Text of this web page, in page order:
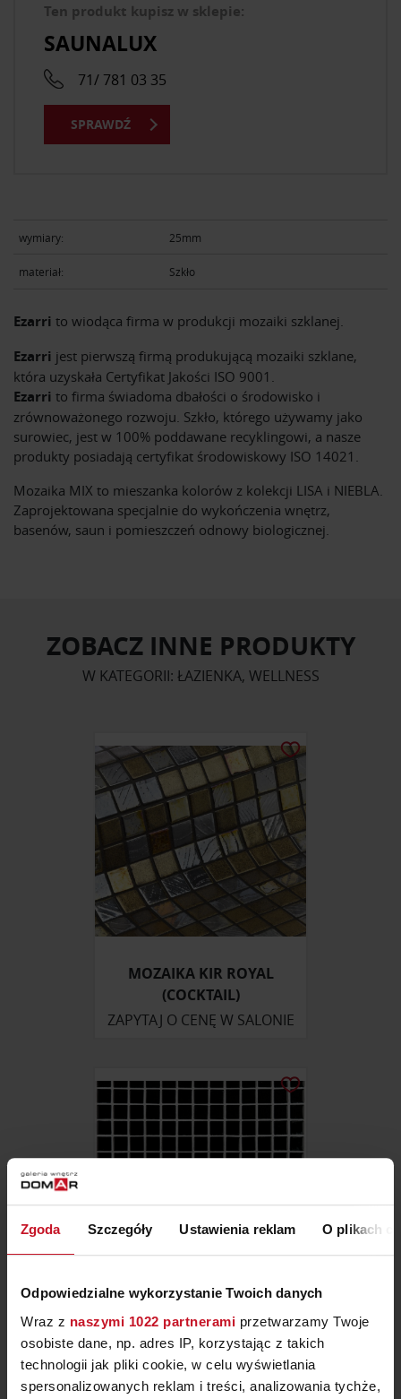
Zgoda Szczegóły Ustawienia reklam O plikach
Odpowiedzialne wykorzystanie Twoich danych
Wraz z naszymi 1022 partnerami przetwarzamy Twoje
osobiste dane, np. adres IP, korzystając z takich
technologii jak pliki cookie, w celu wyświetlania
spersonalizowanych reklam i treści, analizowania tychże,
wymiary: 25mm
materiał: Szkło
Ezarri to wiodąca firma w produkcji mozaiki szklanej.
Ezarri jest pierwszą firmą produkującą mozaiki szklane,
która uzyskała Certyfikat Jakości ISO 9001.
Ezarri to firma świadoma dbałości o środowisko i
zrównoważonego rozwoju. Szkło, którego używamy jako
surowiec, jest w 100% poddawane recyklingowi, a nasze
produkty posiadają certyfikat środowiskowy ISO 14021.
Mozaika MIX to mieszanka kolorów z kolekcji LISA i NIEBLA.
Zaprojektowana specjalnie do wykończenia wnętrz,
basenów, saun i pomieszczeń odnowy biologicznej.
Ten produkt kupisz w sklepie:
SAUNALUX
71/ 781 03 35
SPRAWDŹ
ZOBACZ INNE PRODUKTY
W KATEGORII: ŁAZIENKA, WELLNESS
MOZAIKA KIR ROYAL
(COCKTAIL)
ZAPYTAJ O CENĘ W SALONIE
263,56 ZŁ/M²